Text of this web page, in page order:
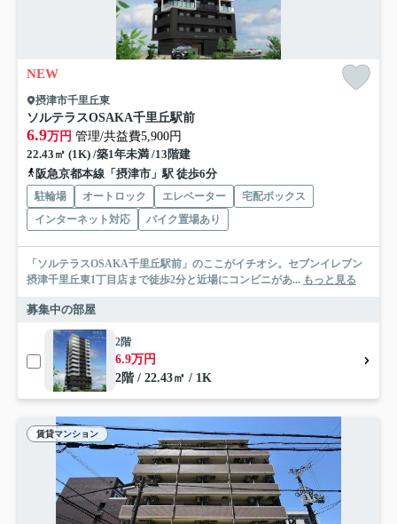
NEW
摂津市千里丘東
ソルテラスOSAKA千里丘駅前
6.9万円 管理/共益費5,900円
22.43㎡ (1K) /築1年未満 /13階建
阪急京都本線「摂津市」駅 徒歩6分
駐輪場 オートロック エレベーター
宅配ボックス
インターネット対応
バイク置場あり
「ソルテラスOSAKA千里丘駅前」のここがイチオシ。セブンイレブン
摂津千里丘東1丁目店まで徒歩2分と近場にコンビニがあ... もっと見る
募集中の部屋
2階
6.9万円
2階 / 22.43㎡ / 1K
賃貸マンション